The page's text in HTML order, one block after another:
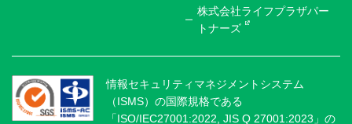
株式会社ライフプラザパー
トナーズ
情報セキュリティマネジメントシステム
（ISMS）の国際規格である
「ISO/IEC27001:2022, JIS Q 27001:2023」の